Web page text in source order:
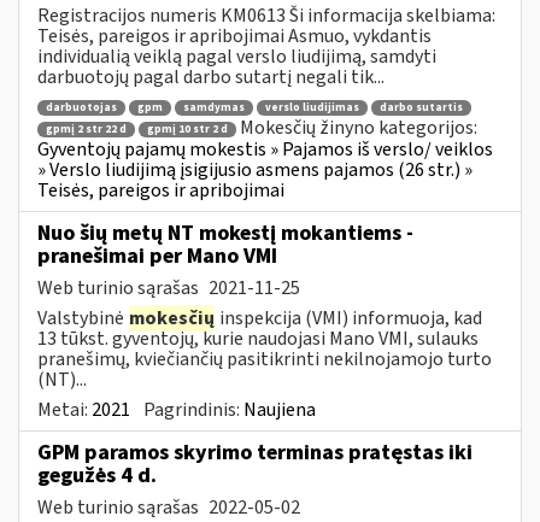
Registracijos numeris KM0613 Ši informacija skelbiama:
Teisės, pareigos ir apribojimai Asmuo, vykdantis
individualią veiklą pagal verslo liudijimą, samdyti
darbuotojų pagal darbo sutartį negali tik...
darbuotojas gpm samdymas verslo liudijimas
darbo sutartis
gpmį 2 str 22 d
gpmį 10 str 2 d
Mokesčių žinyno kategorijos:
Gyventojų pajamų mokestis » Pajamos iš verslo/ veiklos
» Verslo liudijimą įsigijusio asmens pajamos (26 str.) »
Teisės, pareigos ir apribojimai
Nuo šių metų NT mokestį mokantiems -
pranešimai per Mano VMI
Web turinio sąrašas 2021-11-25
Valstybinė mokesčių inspekcija (VMI) informuoja, kad
13 tūkst. gyventojų, kurie naudojasi Mano VMI, sulauks
pranešimų, kviečiančių pasitikrinti nekilnojamojo turto
(NT)...
Metai: 2021 Pagrindinis: Naujiena
GPM paramos skyrimo terminas pratęstas iki
gegužės 4 d.
Web turinio sąrašas 2022-05-02